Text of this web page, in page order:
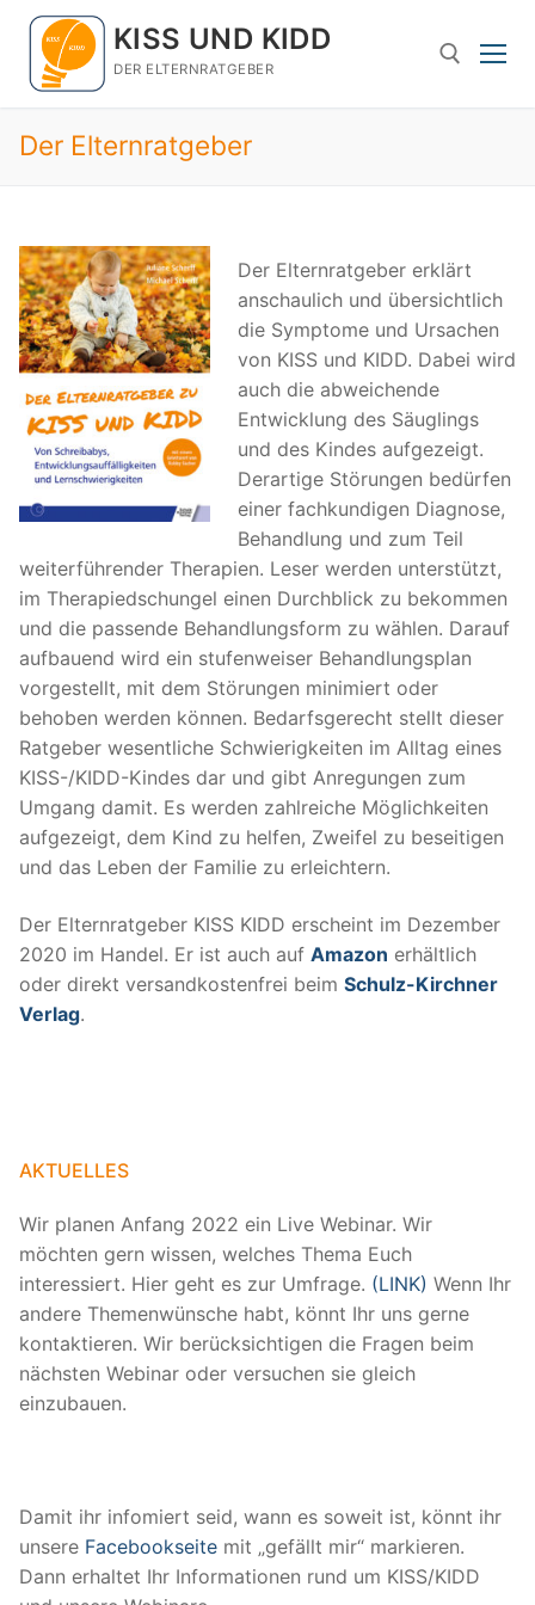
Zum
Inhalt
springen
KISS UND KIDD
DER ELTERNRATGEBER
Suchen nach:
Der Elternratgeber
Der Elternratgeber erklärt
anschaulich und übersichtlich
die Symptome und Ursachen
von KISS und KIDD. Dabei wird
auch die abweichende
Entwicklung des Säuglings
und des Kindes aufgezeigt.
Derartige Störungen bedürfen
einer fachkundigen Diagnose,
Behandlung und zum Teil
weiterführender Therapien. Leser werden unterstützt,
im Therapiedschungel einen Durchblick zu bekommen
und die passende Behandlungsform zu wählen. Darauf
aufbauend wird ein stufenweiser Behandlungsplan
vorgestellt, mit dem Störungen minimiert oder
behoben werden können. Bedarfsgerecht stellt dieser
Ratgeber wesentliche Schwierigkeiten im Alltag eines
KISS-/KIDD-Kindes dar und gibt Anregungen zum
Umgang damit. Es werden zahlreiche Möglichkeiten
aufgezeigt, dem Kind zu helfen, Zweifel zu beseitigen
und das Leben der Familie zu erleichtern.
Der Elternratgeber KISS KIDD erscheint im Dezember
2020 im Handel. Er ist auch auf Amazon erhältlich
oder direkt versandkostenfrei beim Schulz-Kirchner
Verlag.
AKTUELLES
Wir planen Anfang 2022 ein Live Webinar. Wir
möchten gern wissen, welches Thema Euch
interessiert. Hier geht es zur Umfrage. (LINK) Wenn Ihr
andere Themenwünsche habt, könnt Ihr uns gerne
kontaktieren. Wir berücksichtigen die Fragen beim
nächsten Webinar oder versuchen sie gleich
einzubauen.
Damit ihr infomiert seid, wann es soweit ist, könnt ihr
unsere Facebookseite mit „gefällt mir“ markieren.
Dann erhaltet Ihr Informationen rund um KISS/KIDD